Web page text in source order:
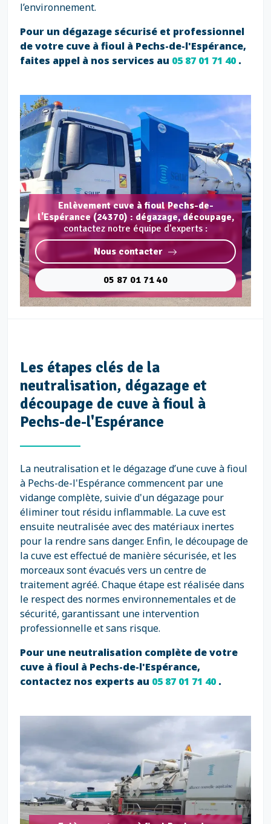
l’environnement.
Pour un dégazage sécurisé et professionnel
de votre cuve à fioul à Pechs-de-l'Espérance,
faites appel à nos services au 05 87 01 71 40.
Enlèvement cuve à fioul Pechs-de-
l'Espérance (24370) : dégazage, découpage,
contactez notre équipe d'experts :
Nous contacter
05 87 01 71 40
Les étapes clés de la
neutralisation, dégazage et
découpage de cuve à fioul à
Pechs-de-l'Espérance
La neutralisation et le dégazage d’une cuve à fioul
à Pechs-de-l'Espérance commencent par une
vidange complète, suivie d'un dégazage pour
éliminer tout résidu inflammable. La cuve est
ensuite neutralisée avec des matériaux inertes
pour la rendre sans danger. Enfin, le découpage de
la cuve est effectué de manière sécurisée, et les
morceaux sont évacués vers un centre de
traitement agréé. Chaque étape est réalisée dans
le respect des normes environnementales et de
sécurité, garantissant une intervention
professionnelle et sans risque.
Pour une neutralisation complète de votre
cuve à fioul à Pechs-de-l'Espérance,
contactez nos experts au 05 87 01 71 40.